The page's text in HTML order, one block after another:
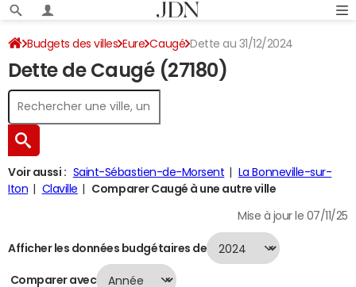
Budgets des villes Eure Caugé Dette au 31/12/2024
Dette de Caugé (27180)
Voir aussi : Saint-Sébastien-de-Morsent
La Bonneville-sur-
Iton
Claville Comparer Caugé à une autre ville
Mise à jour le 07/11/25
Afficher les données budgétaires de
Comparer avec